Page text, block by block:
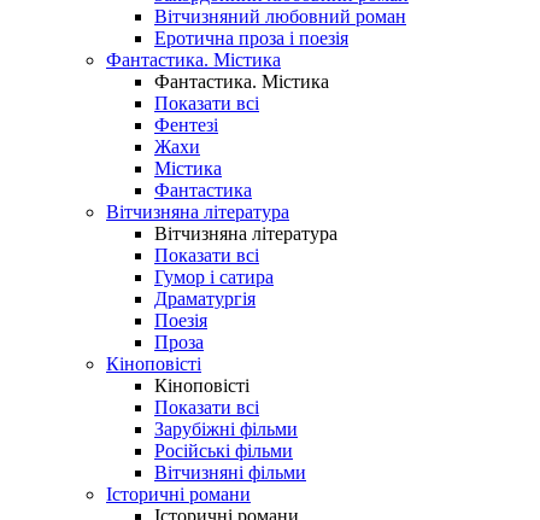
Вітчизняний любовний роман
Еротична проза і поезія
Фантастика. Містика
Фантастика. Містика
Показати всі
Фентезі
Жахи
Містика
Фантастика
Вітчизняна література
Вітчизняна література
Показати всі
Гумор і сатира
Драматургія
Поезія
Проза
Кіноповісті
Кіноповісті
Показати всі
Зарубіжні фільми
Російські фільми
Вітчизняні фільми
Історичні романи
Історичні романи